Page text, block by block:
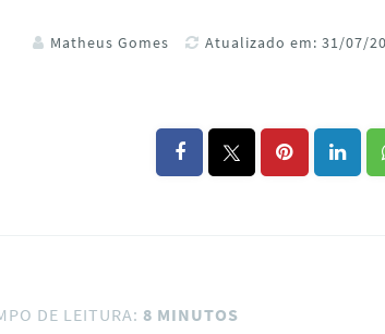
Matheus Gomes Atualizado em: 31/07/
DE LEITURA: 8 MINUTOS